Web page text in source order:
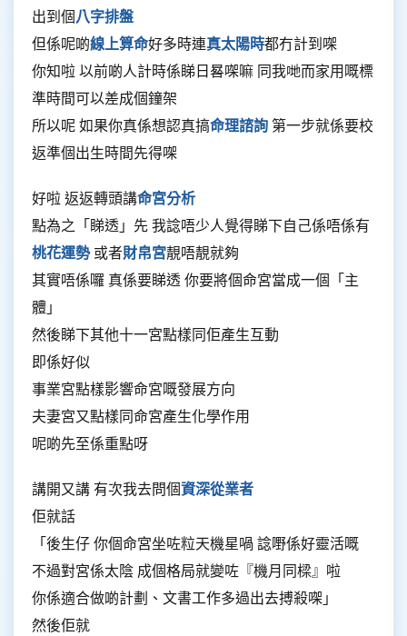
出到個八字排盤
但係呢啲線上算命好多時連真太陽時都冇計到㗎
你知啦 以前啲人計時係睇日晷㗎嘛 同我哋而家用嘅標
準時間可以差成個鐘架
所以呢 如果你真係想認真搞命理諮詢 第一步就係要校
返準個出生時間先得㗎
好啦 返返轉頭講命宮分析
點為之「睇透」先 我諗唔少人覺得睇下自己係唔係有
桃花運勢或者財帛宮靚唔靚就夠
其實唔係囉 真係要睇透 你要將個命宮當成一個「主
體」
然後睇下其他十一宮點樣同佢產生互動
即係好似
事業宮點樣影響命宮嘅發展方向
夫妻宮又點樣同命宮產生化學作用
呢啲先至係重點呀
講開又講 有次我去問個資深從業者
佢就話
「後生仔 你個命宮坐咗粒天機星喎 諗嘢係好靈活嘅
不過對宮係太陰 成個格局就變咗『機月同樑』啦
你係適合做啲計劃、文書工作多過出去搏殺㗎」
然後佢就